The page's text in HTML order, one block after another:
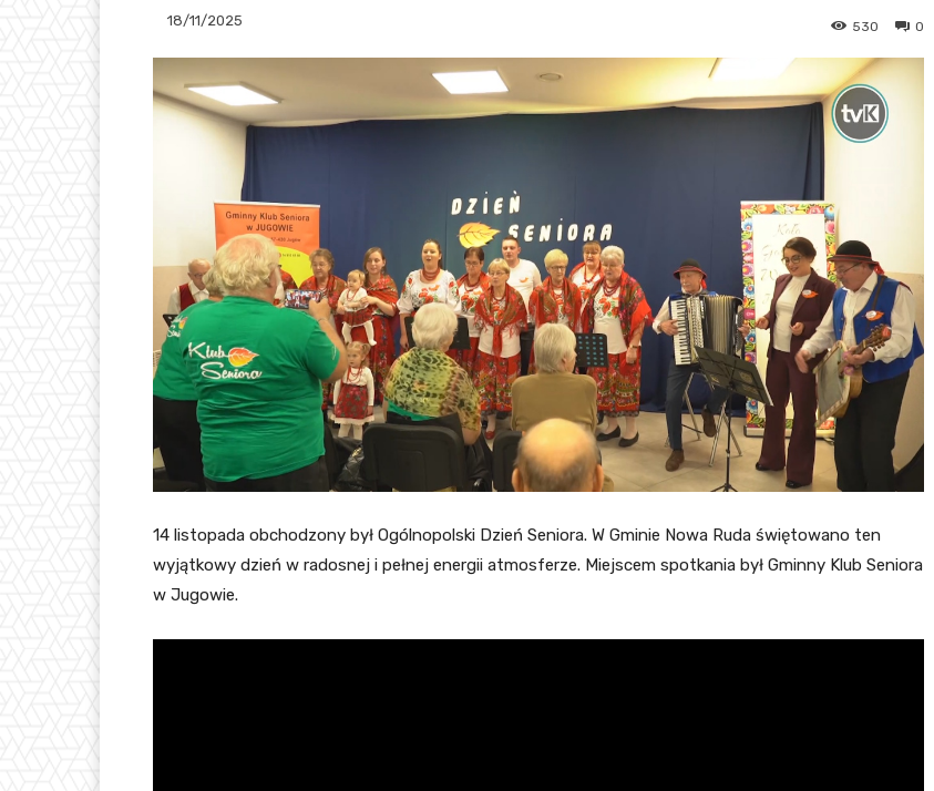
18/11/2025 0
530
14 listopada obchodzony był Ogólnopolski Dzień Seniora. W Gminie Nowa Ruda świętowano ten
wyjątkowy dzień w radosnej i pełnej energii atmosferze. Miejscem spotkania był Gminny Klub Seniora
w Jugowie.